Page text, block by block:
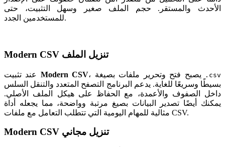
الأحدث والمستقر. حجم الملف صغير وسهل التثبيت، حتى
للمستخدمين الجدد.
Modern CSV تنزيل الملف
Modern CSV .csv
بسيطًا وسريعًا للغاية. يدعم البرنامج التصفح المتعدد والتنقل السلس
داخل الصفوف والأعمدة، مع الحفاظ على هيكل الملف الأصلي.
يمكنك أيضًا تصدير البيانات بصيغ مرتبة وواضحة، مما يجعله أداة
مثالية للمهام اليومية التي تتطلب التعامل مع ملفات CSV.
Modern CSV تنزيل مجاني